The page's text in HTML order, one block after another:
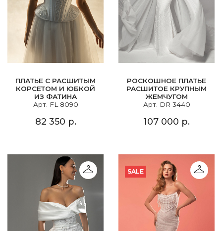
ПЛАТЬЕ С РАСШИТЫМ
КОРСЕТОМ И ЮБКОЙ
ИЗ ФАТИНА
Арт. FL 8090
82 350 р.
РОСКОШНОЕ ПЛАТЬЕ
РАСШИТОЕ КРУПНЫМ
ЖЕМЧУГОМ
Арт. DR 3440
107 000 р.
SALE